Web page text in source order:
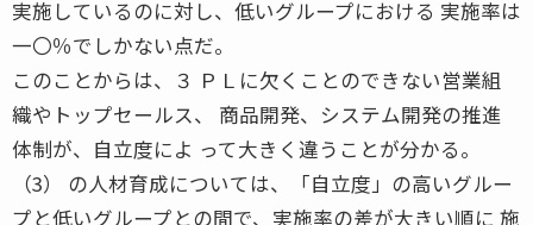
実施しているのに対し、低いグループにおける 実施率は
一〇％でしかない点だ。
このことからは、３ ＰＬに欠くことのできない営業組
織やトップセールス、 商品開発、システム開発の推進
体制が、自立度によ って大きく違うことが分かる。
（3） の人材育成については、「自立度」の高いグルー
プと低いグループとの間で、実施率の差が大きい順に 施